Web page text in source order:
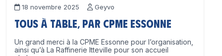
18 novembre 2025 Geyvo
Tous à table, par CPME Essonne
Un grand merci à la CPME Essonne pour l’organisation,
ainsi qu’à La Raffinerie Itteville pour son accueil